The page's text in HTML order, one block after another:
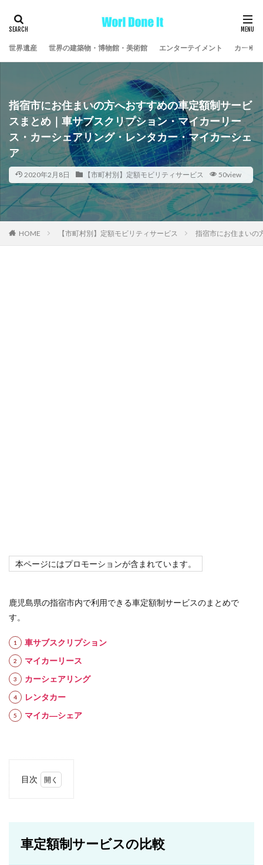
世界遺産 世界の建築物・博物館・美術館 エンターテイメント カーラ
指宿市にお住まいの方へおすすめの車定額制サービ
スまとめ｜車サブスクリプション・マイカーリー
ス・カーシェアリング・レンタカー・マイカーシェ
ア
2020年2月8日 【市町村別】定額モビリティサービス 50view
HOME 【市町村別】定額モビリティサービス 指宿市にお住まいの
本ページにはプロモーションが含まれています。
鹿児島県の指宿市内で利用できる車定額制サービスのまとめで
す。
車サブスクリプション
マイカーリース
カーシェアリング
レンタカー
マイカ―シェア
目次
ビス
の比
車定額制サービスの比較